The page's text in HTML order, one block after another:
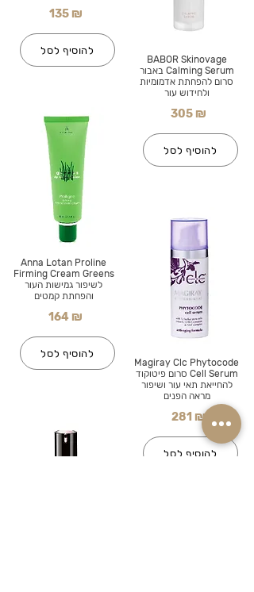
135 ₪
להוסיף לסל
Anna Lotan Proline
Firming Cream Greens
לשיפור גמישות העור
והפחתת קמטים
164 ₪
להוסיף לסל
BABOR Skinovage
Calming Serum באבור
סרום להפחתת אדמומיות
ולחידוש עור
305 ₪
להוסיף לסל
Magiray Clc Phytocode
Cell Serum סרום פיטוקוד
להחייאת תאי עור ושיפור
מראה הפנים
281 ₪
להוסיף לסל